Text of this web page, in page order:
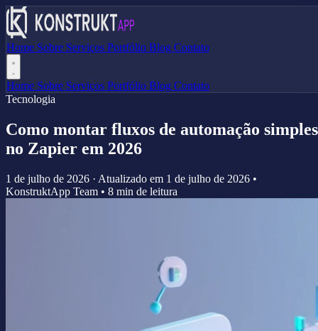
Home Sobre Serviços Portfólio Blog Contato
Home Sobre Serviços Portfólio Blog Contato
Tecnologia
Como montar fluxos de automação simples
no Zapier em 2026
1 de julho de 2026 · Atualizado em 1 de julho de 2026 •
KonstruktApp Team • 8 min de leitura